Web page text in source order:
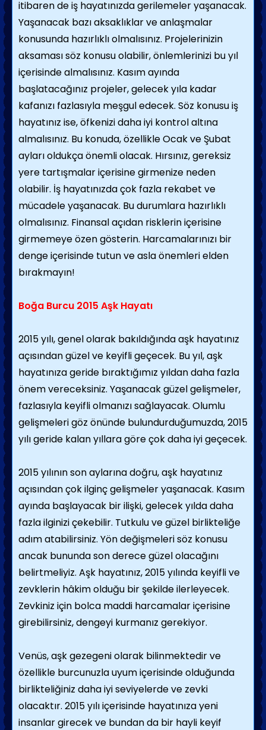
itibaren de iş hayatınızda gerilemeler yaşanacak.
Yaşanacak bazı aksaklıklar ve anlaşmalar
konusunda hazırlıklı olmalısınız. Projelerinizin
aksaması söz konusu olabilir, önlemlerinizi bu yıl
içerisinde almalısınız. Kasım ayında
başlatacağınız projeler, gelecek yıla kadar
kafanızı fazlasıyla meşgul edecek. Söz konusu iş
hayatınız ise, öfkenizi daha iyi kontrol altına
almalısınız. Bu konuda, özellikle Ocak ve Şubat
ayları oldukça önemli olacak. Hırsınız, gereksiz
yere tartışmalar içerisine girmenize neden
olabilir. İş hayatınızda çok fazla rekabet ve
mücadele yaşanacak. Bu durumlara hazırlıklı
olmalısınız. Finansal açıdan risklerin içerisine
girmemeye özen gösterin. Harcamalarınızı bir
denge içerisinde tutun ve asla önemleri elden
bırakmayın!
Boğa Burcu 2015 Aşk Hayatı
2015 yılı, genel olarak bakıldığında aşk hayatınız
açısından güzel ve keyifli geçecek. Bu yıl, aşk
hayatınıza geride bıraktığımız yıldan daha fazla
önem vereceksiniz. Yaşanacak güzel gelişmeler,
fazlasıyla keyifli olmanızı sağlayacak. Olumlu
gelişmeleri göz önünde bulundurduğumuzda, 2015
yılı geride kalan yıllara göre çok daha iyi geçecek.
2015 yılının son aylarına doğru, aşk hayatınız
açısından çok ilginç gelişmeler yaşanacak. Kasım
ayında başlayacak bir ilişki, gelecek yılda daha
fazla ilginizi çekebilir. Tutkulu ve güzel birlikteliğe
adım atabilirsiniz. Yön değişmeleri söz konusu
ancak bununda son derece güzel olacağını
belirtmeliyiz. Aşk hayatınız, 2015 yılında keyifli ve
zevklerin hâkim olduğu bir şekilde ilerleyecek.
Zevkiniz için bolca maddi harcamalar içerisine
girebilirsiniz, dengeyi kurmanız gerekiyor.
Venüs, aşk gezegeni olarak bilinmektedir ve
özellikle burcunuzla uyum içerisinde olduğunda
birlikteliğiniz daha iyi seviyelerde ve zevki
olacaktır. 2015 yılı içerisinde hayatınıza yeni
insanlar girecek ve bundan da bir hayli keyif